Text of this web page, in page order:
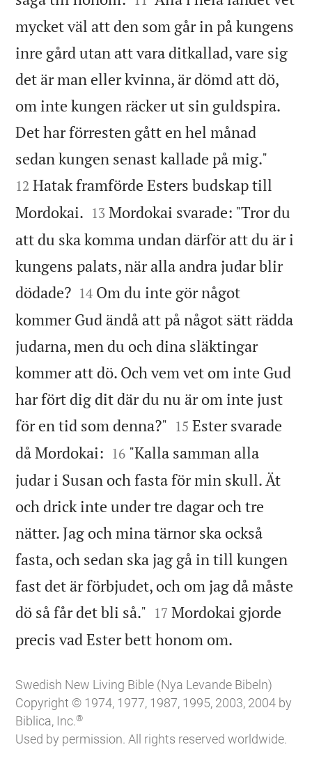
mycket väl att den som går in på kungens
inre gård utan att vara ditkallad, vare sig
det är man eller kvinna, är dömd att dö,
om inte kungen räcker ut sin guldspira.
Det har förresten gått en hel månad
sedan kungen senast kallade på mig."
12 Hatak framförde Esters budskap till
Mordokai. 

13 Mordokai svarade: "Tror du
att du ska komma undan därför att du är i
kungens palats, när alla andra judar blir
dödade?
14 Om du inte gör något
kommer Gud ändå att på något sätt rädda
judarna, men du och dina släktingar
kommer att dö. Och vem vet om inte Gud
har fört dig dit där du nu är om inte just
för en tid som denna?" 

15 Ester svarade
då Mordokai: 

16 "Kalla samman alla
judar i Susan och fasta för min skull. Ät
och drick inte under tre dagar och tre
nätter. Jag och mina tärnor ska också
fasta, och sedan ska jag gå in till kungen
fast det är förbjudet, och om jag då måste
dö så får det bli så." 

17 Mordokai gjorde
precis vad Ester bett honom om.
Swedish New Living Bible (Nya Levande Bibeln)
Copyright © 1974, 1977, 1987, 1995, 2003, 2004 by
Biblica, Inc.®
Used by permission. All rights reserved worldwide.